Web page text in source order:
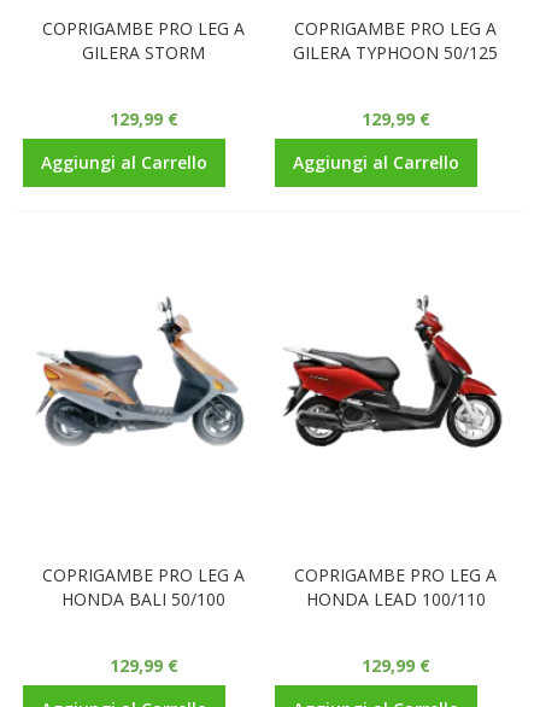
COPRIGAMBE PRO LEG A
GILERA STORM
129,99 €
Aggiungi al Carrello
COPRIGAMBE PRO LEG A
GILERA TYPHOON 50/125
129,99 €
Aggiungi al Carrello
COPRIGAMBE PRO LEG A
HONDA BALI 50/100
129,99 €
COPRIGAMBE PRO LEG A
HONDA LEAD 100/110
129,99 €